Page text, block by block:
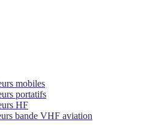
mobiles
portatifs
HF
bande VHF aviation